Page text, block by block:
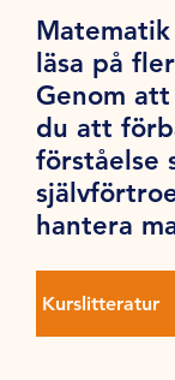
läsa på
Genom
du att
förståelse
hantera
Kurslitteratur